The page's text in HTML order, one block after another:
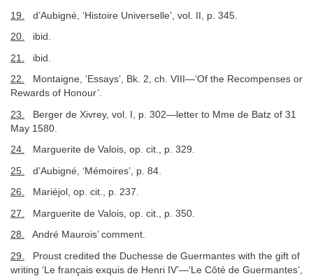
19. d’Aubigné, ‘Histoire Universelle’, vol. II, p. 345.
20. ibid.
21. ibid.
22. Montaigne, ‘Essays’, Bk. 2, ch. VIII—‘Of the Recompenses or
Rewards of Honour’.
23.
Berger de Xivrey, vol. I, p. 302—letter to Mme de Batz of 31
May 1580.
24. Marguerite de Valois, op. cit., p. 329.
25. d’Aubigné, ‘Mémoires’, p. 84.
26. Mariéjol, op. cit., p. 237.
27. Marguerite de Valois, op. cit., p. 350.
28. André Maurois’ comment.
29.
Proust credited the Duchesse de Guermantes with the gift of
writing ‘Le français exquis de Henri IV’—‘Le Côté de Guermantes’,